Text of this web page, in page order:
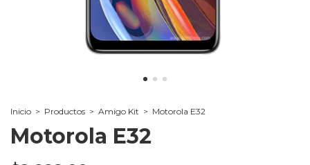
Inicio > Productos > Amigo Kit > Motorola E32
Motorola E32